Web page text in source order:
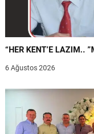
6 Ağustos 2026